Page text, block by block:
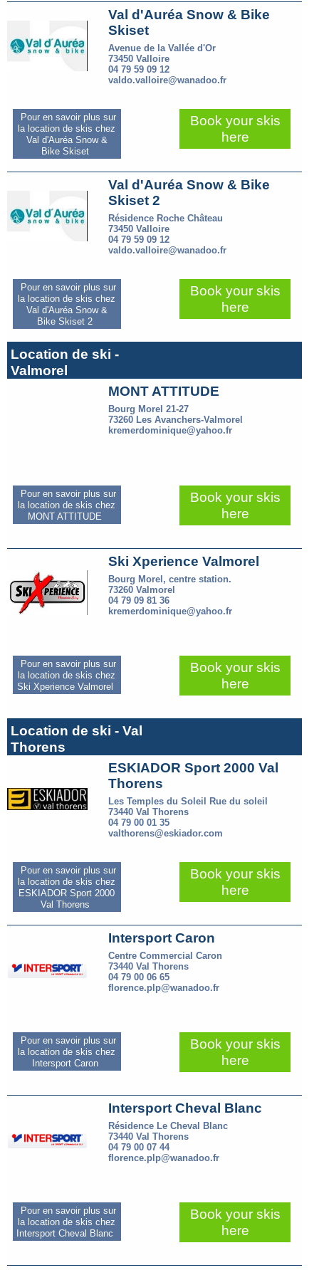
Val d'Auréa Snow & Bike
Skiset
Avenue de la Vallée d'Or
73450 Valloire
04 79 59 09 12
valdo.valloire@wanadoo.fr
Pour en savoir plus sur
la location de skis chez
Val d'Auréa Snow &
Bike Skiset
Book your skis
here
Val d'Auréa Snow & Bike
Skiset 2
Résidence Roche Château
73450 Valloire
04 79 59 09 12
valdo.valloire@wanadoo.fr
Pour en savoir plus sur
la location de skis chez
Val d'Auréa Snow &
Bike Skiset 2
Book your skis
here
Location de ski -
Valmorel
MONT ATTITUDE
Bourg Morel 21-27
73260 Les Avanchers-Valmorel
kremerdominique@yahoo.fr
Pour en savoir plus sur
la location de skis chez
MONT ATTITUDE
Book your skis
here
Ski Xperience Valmorel
Bourg Morel, centre station.
73260 Valmorel
04 79 09 81 36
kremerdominique@yahoo.fr
Pour en savoir plus sur
la location de skis chez
Ski Xperience Valmorel
Book your skis
here
Location de ski - Val
Thorens
ESKIADOR Sport 2000 Val
Thorens
Les Temples du Soleil Rue du soleil
73440 Val Thorens
04 79 00 01 35
valthorens@eskiador.com
Pour en savoir plus sur
la location de skis chez
ESKIADOR Sport 2000
Val Thorens
Book your skis
here
Intersport Caron
Centre Commercial Caron
73440 Val Thorens
04 79 00 06 65
florence.plp@wanadoo.fr
Pour en savoir plus sur
la location de skis chez
Intersport Caron
Book your skis
here
Intersport Cheval Blanc
Résidence Le Cheval Blanc
73440 Val Thorens
04 79 00 07 44
florence.plp@wanadoo.fr
Pour en savoir plus sur
la location de skis chez
Intersport Cheval Blanc
Book your skis
here